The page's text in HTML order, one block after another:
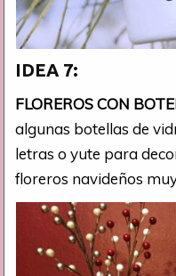
IDEA 7:
FLOREROS CON
algunas botellas de
letras o yute para
floreros navideños